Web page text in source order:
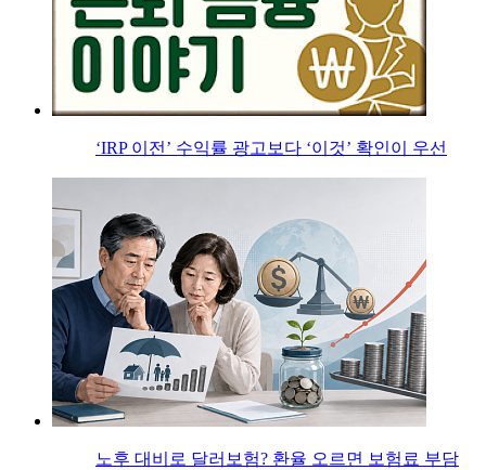
‘IRP 이전’ 수익률 광고보다 ‘이것’ 확인이 우선
노후 대비로 달러보험? 환율 오르면 보험료 부담